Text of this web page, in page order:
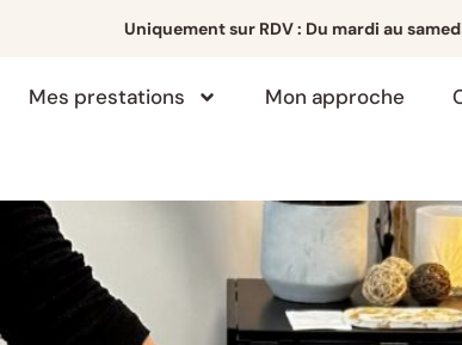
Uniquement sur RDV: Du mardi au
Mes prestations Mon approche